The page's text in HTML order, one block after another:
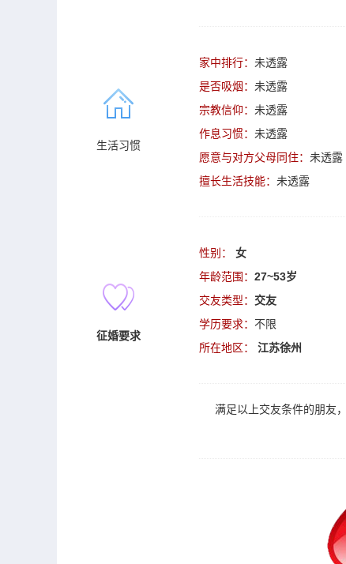
生活习惯
家中排行： 未透露
是否吸烟： 未透露
宗教信仰： 未透露
作息习惯： 未透露
愿意与对方父母同住： 未透露
擅长生活技能： 未透露
征婚要求
性别： 女
年龄范围： 27~53岁
交友类型： 交友
学历要求： 不限
所在地区：
江苏徐州
满足以上交友条件的朋友